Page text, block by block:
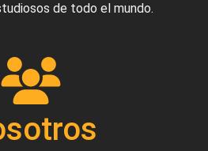
de todo el mundo.